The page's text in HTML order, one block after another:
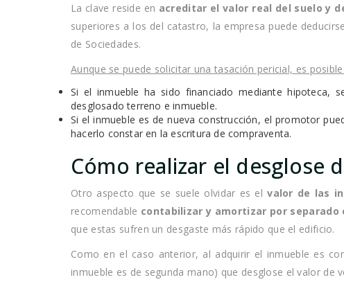
La clave reside en acreditar el valor real del suelo y
superiores a los del catastro, la empresa puede
de Sociedades.
Aunque se puede solicitar una tasación pericial, es
Si el inmueble ha sido financiado mediante hipoteca,
desglosado terreno e inmueble.
Si el inmueble es de nueva construcción, el promotor
hacerlo constar en la escritura de compraventa.
Cómo realizar el desglose
Otro aspecto que se suele olvidar es elvalor de las
recomendable contabilizar y amortizar por
que estas sufren un desgaste más rápido que el edificio.
Como en el caso anterior, al adquirir el inmueble es
inmueble es de segunda mano) que desglose el valor de